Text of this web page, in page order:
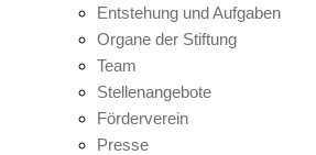
Entstehung und Aufgaben
Organe der Stiftung
Team
Stellenangebote
Förderverein
Presse